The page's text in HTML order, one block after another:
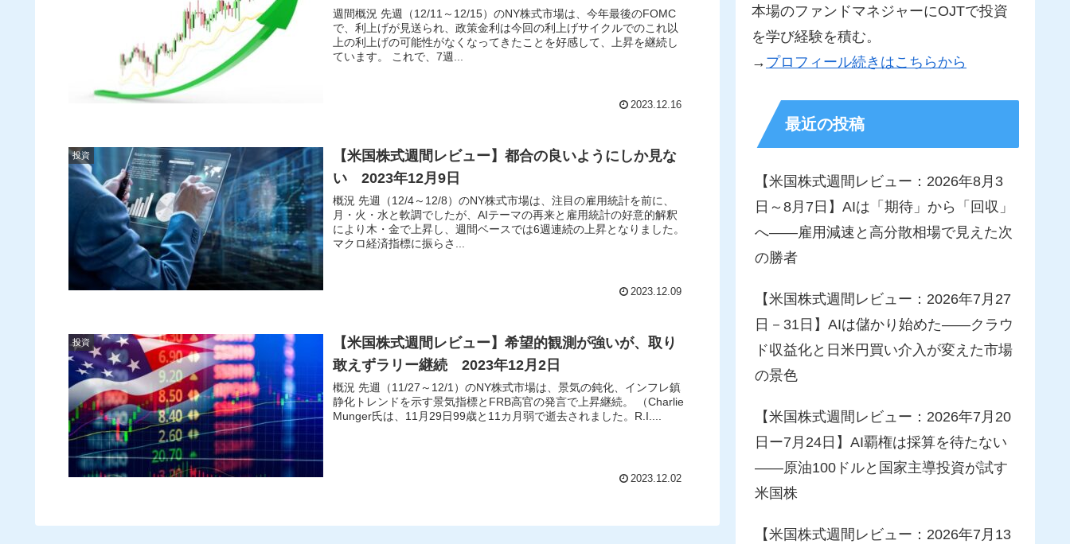
週間概況 先週（12/11～12/15）のNY株式市場は、今年最後のFOMC
で、利上げが見送られ、政策金利は今回の利上げサイクルでのこれ以
上の利上げの可能性がなくなってきたことを好感して、上昇を継続し
ています。 これで、7週...
2023.12.16
投資
【米国株式週間レビュー】都合の良いようにしか見な
い 2023年12月9日
概況 先週（12/4～12/8）のNY株式市場は、注目の雇用統計を前に、
月・火・水と軟調でしたが、AIテーマの再来と雇用統計の好意的解釈
により木・金で上昇し、週間ベースでは6週連続の上昇となりました。
マクロ経済指標に振らさ...
2023.12.09
投資
【米国株式週間レビュー】希望的観測が強いが、取り
敢えずラリー継続 2023年12月2日
概況 先週（11/27～12/1）のNY株式市場は、景気の鈍化、インフレ鎮
静化トレンドを示す景気指標とFRB高官の発言で上昇継続。 （Charlie
Munger氏は、11月29日99歳と11カ月弱で逝去されました。R.I....
2023.12.02
本場のファンドマネジャーにOJTで投資
を学び経験を積む。
→ プロフィール続きはこちらから
最近の投稿
【米国株式週間レビュー：2026年8月3
日～8月7日】AIは「期待」から「回収」
へ――雇用減速と高分散相場で見えた次
の勝者
【米国株式週間レビュー：2026年7月27
日－31日】AIは儲かり始めた――クラウ
ド収益化と日米円買い介入が変えた市場
の景色
【米国株式週間レビュー：2026年7月20
日ー7月24日】AI覇権は採算を待たない
――原油100ドルと国家主導投資が試す
米国株
【米国株式週間レビュー：2026年7月13